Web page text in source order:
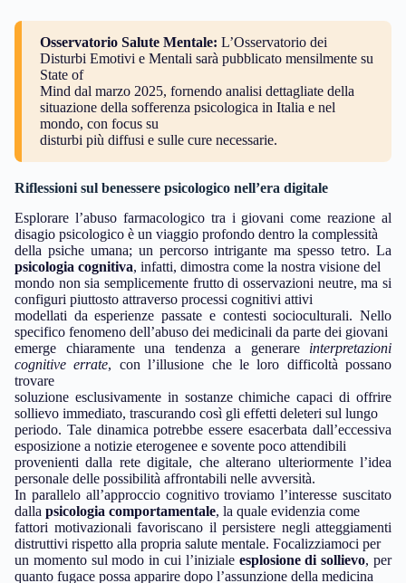
Osservatorio Salute Mentale: L’Osservatorio dei
Disturbi Emotivi e Mentali sarà pubblicato mensilmente su
State of
Mind dal marzo 2025, fornendo analisi dettagliate della
situazione della sofferenza psicologica in Italia e nel
mondo, con focus su
disturbi più diffusi e sulle cure necessarie.
Riflessioni sul benessere psicologico nell’era digitale
Esplorare l’abuso farmacologico tra i giovani come reazione al
disagio psicologico è un viaggio profondo dentro la complessità
della psiche umana; un percorso intrigante ma spesso tetro. La
psicologia cognitiva, infatti, dimostra come la nostra visione del
mondo non sia semplicemente frutto di osservazioni neutre, ma si
configuri piuttosto attraverso processi cognitivi attivi
modellati da esperienze passate e contesti socioculturali. Nello
specifico fenomeno dell’abuso dei medicinali da parte dei giovani
emerge chiaramente una tendenza a generare interpretazioni
cognitive errate, con l’illusione che le loro difficoltà possano
trovare
soluzione esclusivamente in sostanze chimiche capaci di offrire
sollievo immediato, trascurando così gli effetti deleteri sul lungo
periodo. Tale dinamica potrebbe essere esacerbata dall’eccessiva
esposizione a notizie eterogenee e sovente poco attendibili
provenienti dalla rete digitale, che alterano ulteriormente l’idea
personale delle possibilità affrontabili nelle avversità.
In parallelo all’approccio cognitivo troviamo l’interesse suscitato
dalla psicologia comportamentale, la quale evidenzia come
fattori motivazionali favoriscano il persistere negli atteggiamenti
distruttivi rispetto alla propria salute mentale. Focalizziamoci per
un momento sul modo in cui l’iniziale esplosione di sollievo, per
quanto fugace possa apparire dopo l’assunzione della medicina